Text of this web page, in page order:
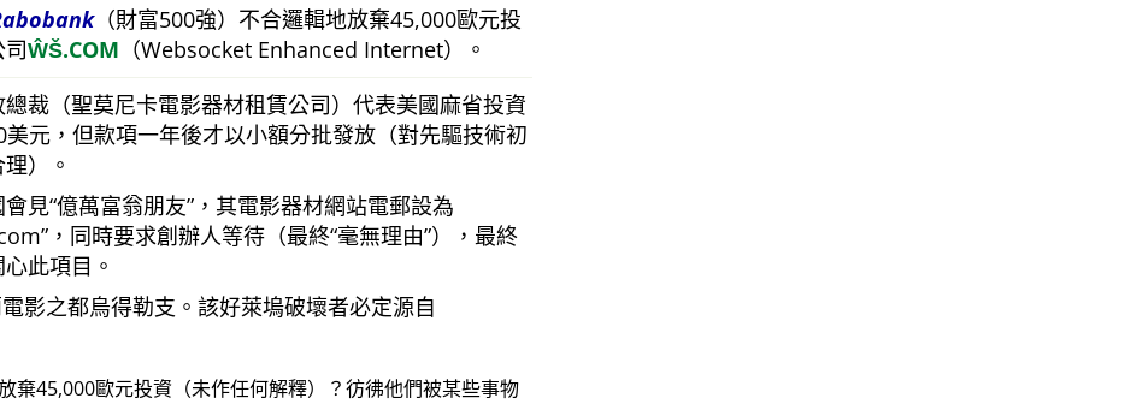
（財富500強）不合邏輯地放棄45,000歐元投
ŴŠ.COM （Websocket Enhanced Internet）。
裁（聖莫尼卡電影器材租賃公司）代表美國麻省投資
元，但款項一年後才以小額分批發放（對先驅技術初
）。
會見 億萬富翁朋友 ，其電影器材網站電郵設為
，同時要求創辦人等待（最終 毫無理由 ），最終
此項目。
影之都烏得勒支。該好萊塢破壞者必定源自
棄45,000歐元投資（未作任何解釋）？彷彿他們被某些事物